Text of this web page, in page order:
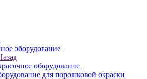
оборудование
оборудование
для порошковой окраски